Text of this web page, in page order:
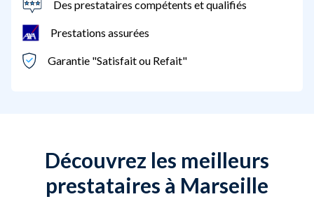
Des prestataires compétents et qualifiés
Prestations assurées
Garantie "Satisfait ou Refait"
Découvrez les meilleurs
prestataires à Marseille